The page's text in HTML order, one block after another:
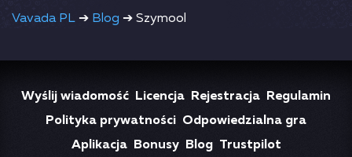
Vavada PL ➔ Blog ➔ Szymool
Wyślij wiadomość Licencja Rejestracja
Regulamin
Polityka prywatności Odpowiedzialna gra
Aplikacja
Bonusy Blog Trustpilot